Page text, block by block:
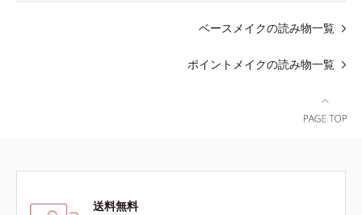
ベースメイクの読み物一覧
ポイントメイクの読み物一覧
送料無料